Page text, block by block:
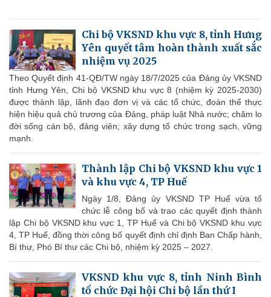
Chi bộ VKSND khu vực 8, tỉnh Hưng
Yên quyết tâm hoàn thành xuất sắc
nhiệm vụ 2025
Theo Quyết định 41-QĐ/TW ngày 18/7/2025 của Đảng ủy VKSND
tỉnh Hưng Yên, Chi bộ VKSND khu vực 8 (nhiệm kỳ 2025-2030)
được thành lập, lãnh đạo đơn vị và các tổ chức, đoàn thể thực
hiện hiệu quả chủ trương của Đảng, pháp luật Nhà nước; chăm lo
đời sống cán bộ, đảng viên; xây dựng tổ chức trong sạch, vững
mạnh.
Thành lập Chi bộ VKSND khu vực 1
và khu vực 4, TP Huế
Ngày 1/8, Đảng ủy VKSND TP Huế vừa tổ
chức lễ công bố và trao các quyết định thành
lập Chi bộ VKSND khu vực 1, TP Huế và Chi bộ VKSND khu vực
4, TP Huế, đồng thời công bố quyết định chỉ định Ban Chấp hành,
Bí thư, Phó Bí thư các Chi bộ, nhiệm kỳ 2025 – 2027.
VKSND khu vực 8, tỉnh Ninh Bình
tổ chức Đại hội Chi bộ lần thứ I